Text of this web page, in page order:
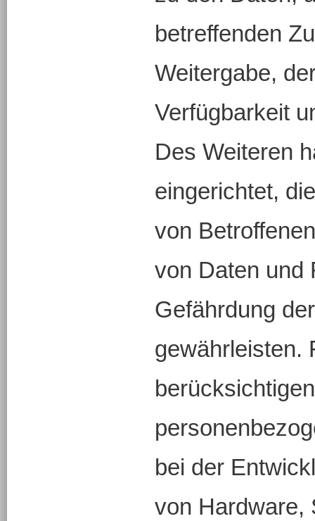
betreffenden
Weitergabe,
Verfügbarkeit
Des Weiteren
eingerichtet,
von
von Daten und
Gefährdung
gewährleisten.
bei der
von Hardware,